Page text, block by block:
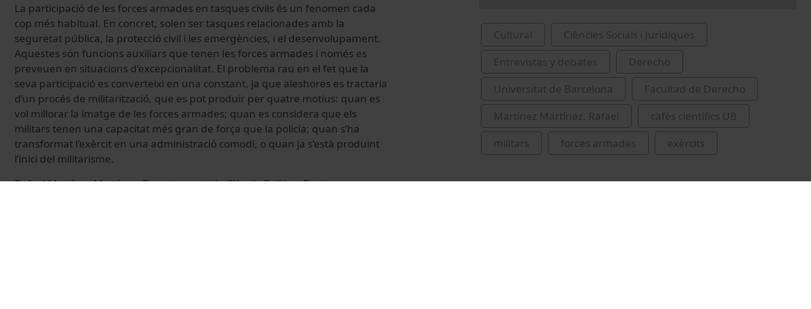
La participació de les forces armades en tasques civils és un fenomen cada
cop més habitual. En concret, solen ser tasques relacionades amb la
seguretat pública, la protecció civil i les emergències, i el desenvolupament.
Aquestes són funcions auxiliars que tenen les forces armades i només es
preveuen en situacions d’excepcionalitat. El problema rau en el fet que la
seva participació es converteixi en una constant, ja que aleshores es tractaria
d’un procés de militarització, que es pot produir per quatre motius: quan es
vol millorar la imatge de les forces armades; quan es considera que els
militars tenen una capacitat més gran de força que la policia; quan s’ha
transformat l’exèrcit en una administració comodí, o quan ja s’està produint
l’inici del militarisme.
Rafael Martínez Martínez. Departament de Ciència Política, Dret
Cultural
Ciències Socials i Jurídiques
Entrevistas y debates
Derecho
Universitat de Barcelona
Facultad de Derecho
Martínez Martínez, Rafael
cafès científics UB
militars
forces armades exèrcits